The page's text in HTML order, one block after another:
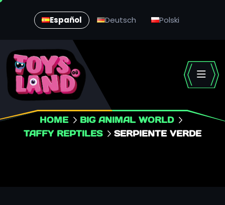
Deutsch Polski
Español
HOME
BIG ANIMAL WORLD
TAFFY REPTILES
SERPIENTE VERDE